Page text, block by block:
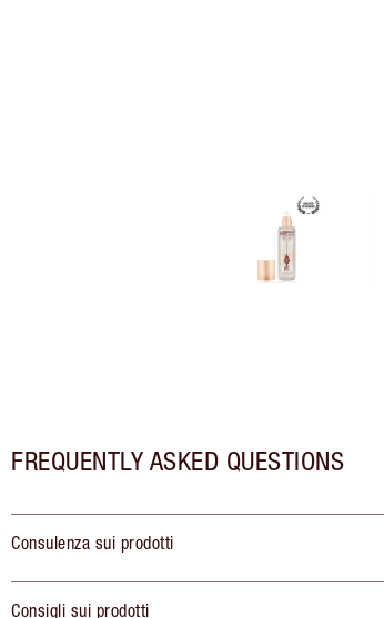
FREQUENTLY ASKED QUESTIONS
Consulenza sui prodotti
Consigli sui prodotti